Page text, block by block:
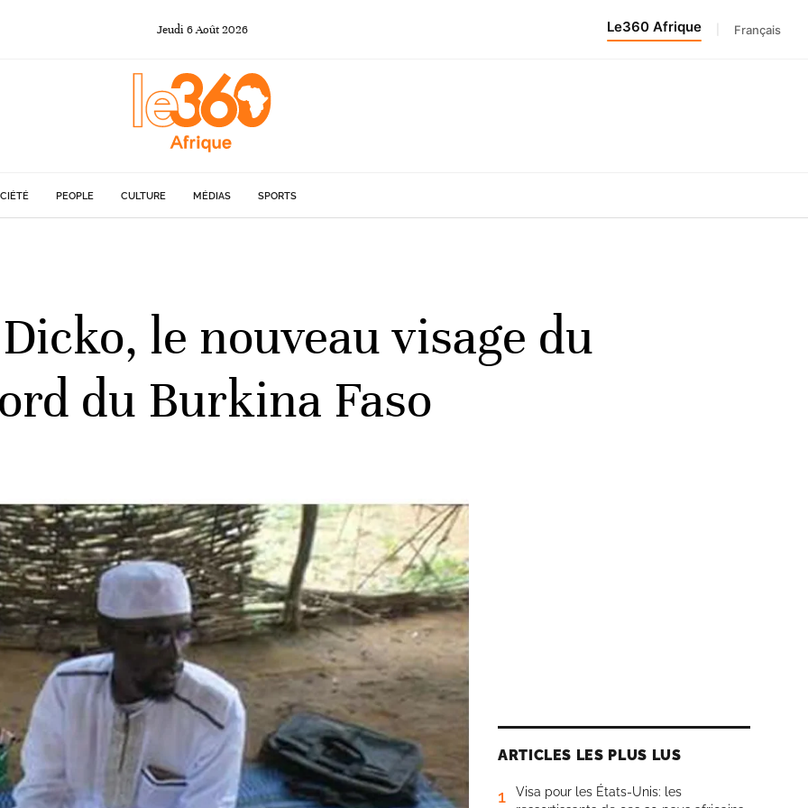
Jeudi 6Août 2026 Le360 Afrique Français
PEOPLE CULTURE MÉDIAS SPORTS
le nouveau visage du
du Burkina Faso
ARTICLES LES PLUS LUS
1
Visa pour les États-Unis: les